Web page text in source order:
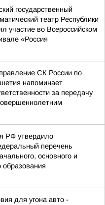
государственный
театр Республики
участие во Всероссийском
«Россия
СК России по
напоминает
за передачу
РФ утвердило
перечень
основного и
образования
для угона авто -